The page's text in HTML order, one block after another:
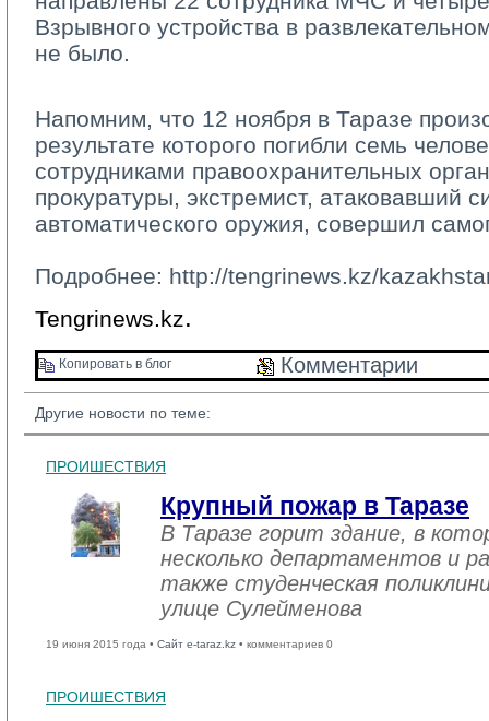
Взрывного устройства в
не было.
Напомним, что 12 ноября в Таразе
результате которого погибли семь
сотрудниками правоохранительных
прокуратуры, экстремист, атаковавший
автоматического оружия, совершил
Подробнее: http://tengrinews.kz/
Tengrinews.kz.
Копировать в блог Комментарии
Другие новости по теме:
ПРОИШЕСТВИЯ
Крупный пожар в Таразе
В Таразе горит здание, в
несколько департаментов и
также студенческая
улице Сулейменова
19 июня 2015 года • Сайт e-taraz.kz • комментариев 0
ПРОИШЕСТВИЯ